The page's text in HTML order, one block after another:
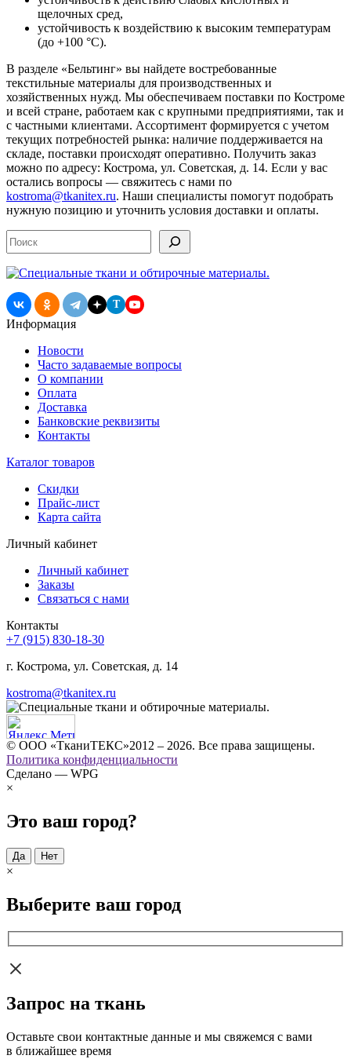
щелочных сред,
устойчивость к воздействию к высоким температурам
(до +100 °C).
В разделе «Бельтинг» вы найдете востребованные
текстильные материалы для производственных и
хозяйственных нужд. Мы обеспечиваем поставки по Костроме
и всей стране, работаем как с крупными предприятиями, так и
с частными клиентами. Ассортимент формируется с учетом
текущих потребностей рынка: наличие поддерживается на
складе, поставки происходят оперативно. Получить заказ
можно по адресу: Кострома, ул. Советская, д. 14. Если у вас
остались вопросы — свяжитесь с нами по
kostroma@tkanitex.ru. Наши специалисты помогут подобрать
нужную позицию и уточнить условия доставки и оплаты.
Поиск
T
Информация
Новости
Часто задаваемые вопросы
О компании
Оплата
Доставка
Банковские реквизиты
Контакты
Каталог товаров
Скидки
Прайс-лист
Карта сайта
Личный кабинет
Личный кабинет
Заказы
Связаться с нами
Контакты
+7 (915) 830-18-30
г. Кострома, ул. Советская, д. 14
kostroma@tkanitex.ru
© ООО «ТканиТЕКС»2012 – 2026. Все права защищены.
Политика конфиденциальности
Сделано — WPG
×
Это ваш город?
Да Нет
×
Выберите ваш город
Запрос на ткань
Оставьте свои контактные данные и мы свяжемся с вами
в ближайшее время